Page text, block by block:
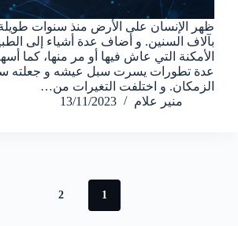
ظهر الإنسان على الأرض منذ سنوات طويلة
بآلاف السنين. و أضاف عدة أشياء إلى
الأمكنة التي عاش فيها أو مر منها، كما
عدة تطورات يسرت سبل عيشه و جعلته
الزمكان. و اختلفت التغيرات من…
منير علام
13/11/2023
1
2